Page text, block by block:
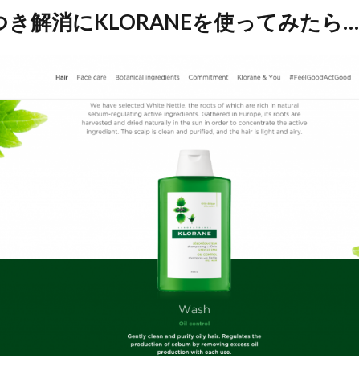
き解消にKLORANEを使ってみたら…